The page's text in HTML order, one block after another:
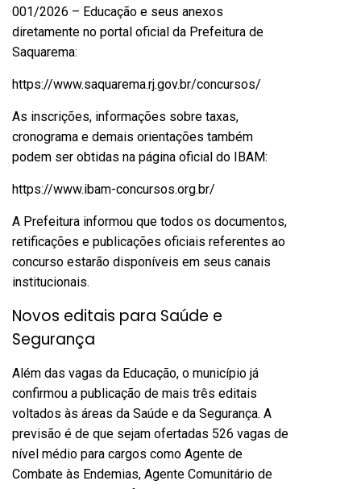
001/2026 – Educação e seus anexos
diretamente no portal oficial da Prefeitura de
Saquarema:
https://www.saquarema.rj.gov.br/concursos/
As inscrições, informações sobre taxas,
cronograma e demais orientações também
podem ser obtidas na página oficial do IBAM:
https://www.ibam-concursos.org.br/
A Prefeitura informou que todos os documentos,
retificações e publicações oficiais referentes ao
concurso estarão disponíveis em seus canais
institucionais.
Novos editais para Saúde e
Segurança
Além das vagas da Educação, o município já
confirmou a publicação de mais três editais
voltados às áreas da Saúde e da Segurança. A
previsão é de que sejam ofertadas 526 vagas de
nível médio para cargos como Agente de
Combate às Endemias, Agente Comunitário de